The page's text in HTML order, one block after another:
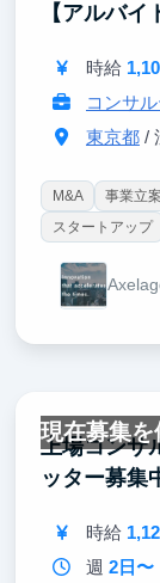
【アルバ
時給
コンサ
東京都/
M&A 事業立案
スタートアップ
現在募集
上場コンサ
ッター募集
時給
週 2日〜